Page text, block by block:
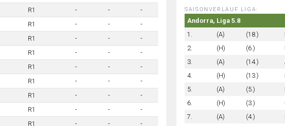
R1 - -
-
R1 - -
-
R1 - -
-
R1 - -
-
R1 - -
-
R1 - -
-
R1 - -
-
R1 - -
-
R1 - -
-
SAISONVERLAUF LIGA:
Andorra, Liga 5.8
1.
(A) (18.)
2.
(H) (6.)
3.
(A) (14.)
4.
(H) (13.)
5.
(A) (5.)
6.
(H) (3.)
7.
(A) (4.)